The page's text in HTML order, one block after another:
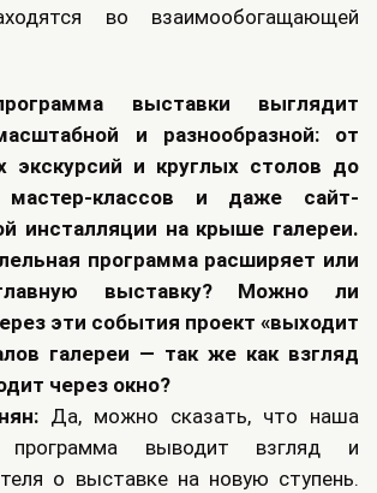
во взаимообогащающей
выставки выглядит
и разнообразной: от
экскурсий и круглых столов до
мастер-классов и даже сайт-
инсталляции на крыше галереи.
программа расширяет или
выставку? Можно ли
эти события проект «выходит
галереи — так же как взгляд
через окно?
Да, можно сказать, что наша
программа выводит взгляд и
о выставке на новую ступень.